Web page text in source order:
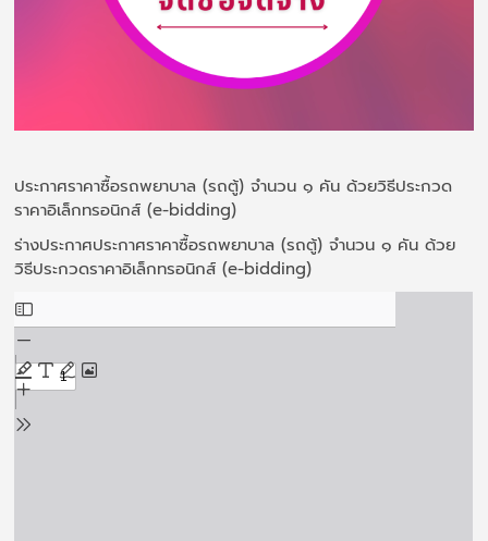
ประกาศราคาซื้อรถพยาบาล (รถตู้) จำนวน ๑ คัน ด้วยวิธีประกวด
ราคาอิเล็กทรอนิกส์ (e-bidding)
ร่างประกาศประกาศราคาซื้อรถพยาบาล (รถตู้) จำนวน ๑ คัน ด้วย
วิธีประกวดราคาอิเล็กทรอนิกส์ (e-bidding)